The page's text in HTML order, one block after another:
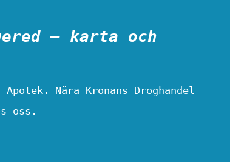
– karta och
Nära Kronans Droghandel
oss.